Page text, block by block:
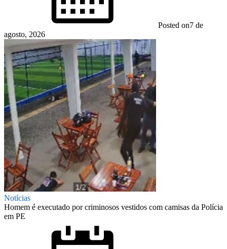
Posted on7 de
agosto, 2026
Notícias
Homem é executado por criminosos vestidos com camisas da Polícia
em PE